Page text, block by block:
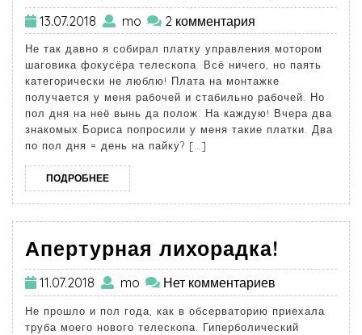
13.07.2018 mo 2 комментария
Не так давно я собирал платку управления мотором
шаговика фокусёра телескопа. Всё ничего, но паять
категорически не люблю! Плата на монтажке
получается у меня рабочей и стабильно рабочей. Но
пол дня на неё вынь да полож. На каждую! Вчера два
знакомых Бориса попросили у меня такие платки. Два
по пол дня = день на пайку? […]
ПОДРОБНЕЕ
Апертурная лихорадка!
11.07.2018 mo Нет комментариев
Не прошло и пол года, как в обсерваторию приехала
труба моего нового телескопа. Гиперболический